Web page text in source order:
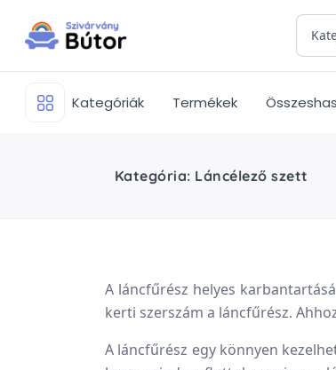
Kategóriák Termékek
Kategória: Láncélező szett
A láncfűrész helyes
kerti szerszám a láncfűrész.
A láncfűrész egy könnyen